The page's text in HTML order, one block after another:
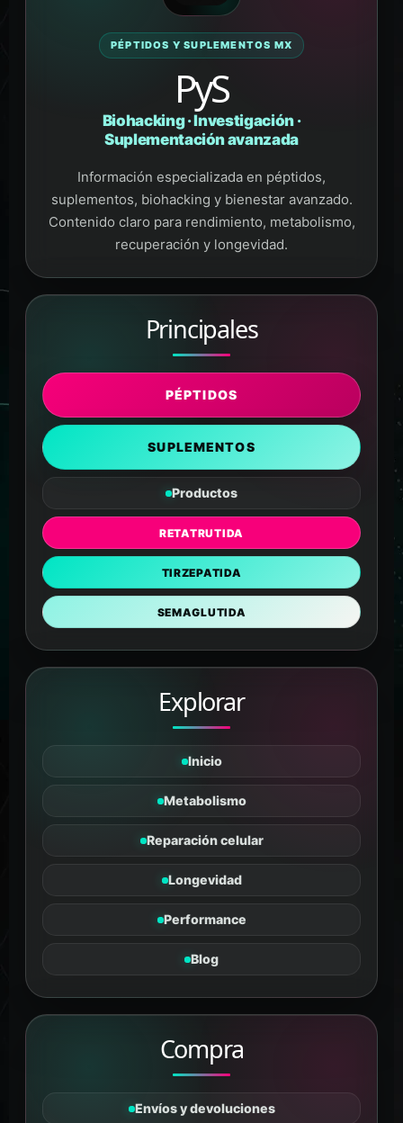
PÉPTIDOS Y SUPLEMENTOS MX
PyS
Biohacking · Investigación ·
Suplementación avanzada
Información especializada en péptidos,
suplementos, biohacking y bienestar avanzado.
Contenido claro para rendimiento, metabolismo,
recuperación y longevidad.
Principales
PÉPTIDOS
SUPLEMENTOS
Productos
RETATRUTIDA
TIRZEPATIDA
SEMAGLUTIDA
Explorar
Inicio
Metabolismo
Reparación celular
Longevidad
Performance
Blog
Compra
Envíos y devoluciones
PÉPTIDOS Y SUPLEMENTOS